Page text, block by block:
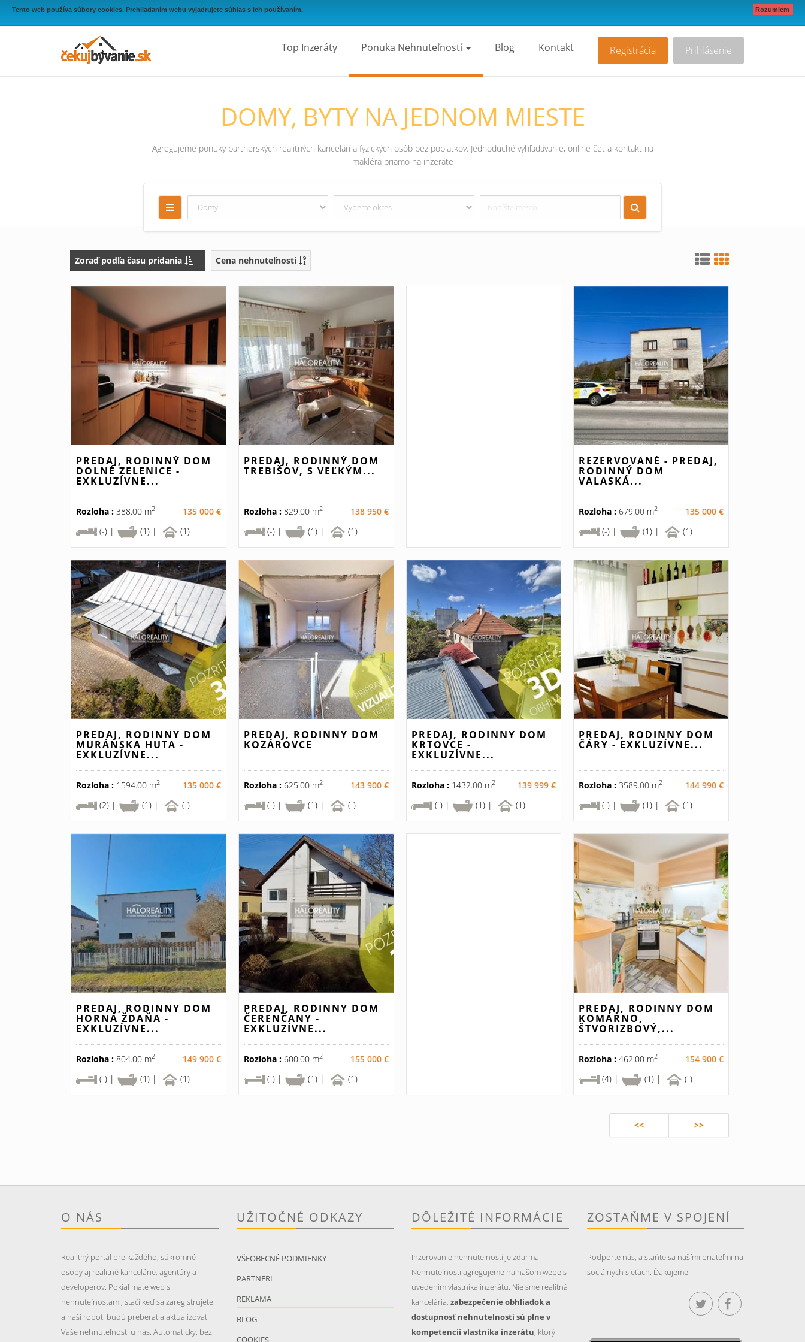
Tento web používa súbory cookies. Prehliadaním webu vyjadrujete súhlas s ich používaním. Rozumiem
Registrácia Prihlásenie
Top Inzeráty Ponuka Nehnuteľností Blog Kontakt
DOMY, BYTY NA JEDNOM MIESTE
Agregujeme ponuky partnerských realitných kancelárí a fyzických osôb bez poplatkov. Jednoduché vyhľadávanie, online čet a kontakt na
makléra priamo na inzeráte
Zoraď podľa času pridania Cena nehnuteľnosti
PREDAJ, RODINNÝ DOM
DOLNÉ ZELENICE -
EXKLUZÍVNE...
Rozloha : 388.00 m2
135 000 €
(-) |
(1) | (1)
PREDAJ, RODINNÝ DOM
TREBIŠOV, S VEĽKÝM...
Rozloha :829.00 m2
138 950 €
(-) |
(1) | (1)
REZERVOVANÉ - PREDAJ,
RODINNÝ DOM
VALASKÁ...
Rozloha : 679.00 m2
135 000 €
(-) |
(1) | (1)
PREDAJ, RODINNÝ DOM
MURÁNSKA HUTA -
EXKLUZÍVNE...
Rozloha : 1594.00 m2
135 000 €
(2) |
(1) | (-)
PREDAJ, RODINNÝ DOM
KOZÁROVCE
Rozloha :625.00 m2
143 900 €
(-) |
(1) | (-)
PREDAJ, RODINNÝ DOM
KRTOVCE -
EXKLUZÍVNE...
Rozloha :1432.00 m2
139 999 €
(-) |
(1) | (1)
PREDAJ, RODINNÝ DOM
ČÁRY - EXKLUZÍVNE...
Rozloha : 3589.00 m2
144 990 €
(-) |
(1) | (1)
PREDAJ, RODINNÝ DOM
HORNÁ ŽDAŇA -
EXKLUZÍVNE...
Rozloha : 804.00 m2
149 900 €
(-) |
(1) | (1)
PREDAJ, RODINNÝ DOM
ČERENČANY -
EXKLUZÍVNE...
Rozloha :600.00 m2
155 000 €
(-) |
(1) | (1)
PREDAJ, RODINNÝ DOM
KOMÁRNO,
ŠTVORIZBOVÝ,...
Rozloha : 462.00 m2
154 900 €
(4) |
(1) | (-)
<< >>
O NÁS
Realitný portál pre každého, súkromné
osoby aj realitné kancelárie, agentúry a
developerov. Pokiaľ máte web s
nehnuteľnostami, stačí keď sa zaregistrujete
a naši roboti budú preberať a aktualizovať
Vaše nehnuteľnosti u nás. Automaticky, bez
UŽITOČNÉ ODKAZY
VŠEOBECNÉ PODMIENKY
PARTNERI
REKLAMA
BLOG
COOKIES
DÔLEŽITÉ INFORMÁCIE
Inzerovanie nehnutelností je zdarma.
Nehnuteľnosti agregujeme na našom webe s
uvedením vlastníka inzerátu. Nie sme realitná
kancelária, zabezpečenie obhliadok a
dostupnosť nehnutelnosti sú plne v
kompetencií vlastníka inzerátu, ktorý
ZOSTAŇME V SPOJENÍ
Podporte nás, a staňte sa našími priateľmi na
sociálnych sieťach. Ďakujeme.